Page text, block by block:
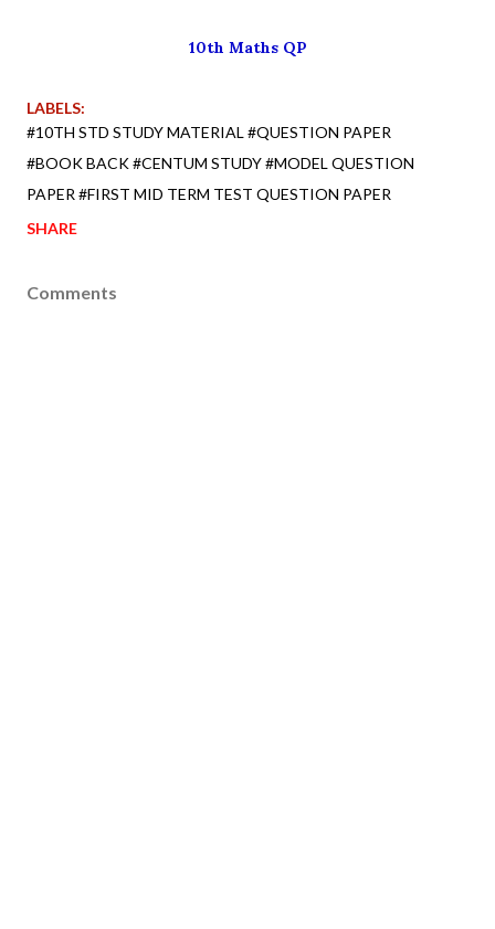
10th Maths QP
LABELS:
#10TH STD STUDY MATERIAL #QUESTION PAPER
#BOOK BACK #CENTUM STUDY #MODEL QUESTION
PAPER #FIRST MID TERM TEST QUESTION PAPER
SHARE
Comments